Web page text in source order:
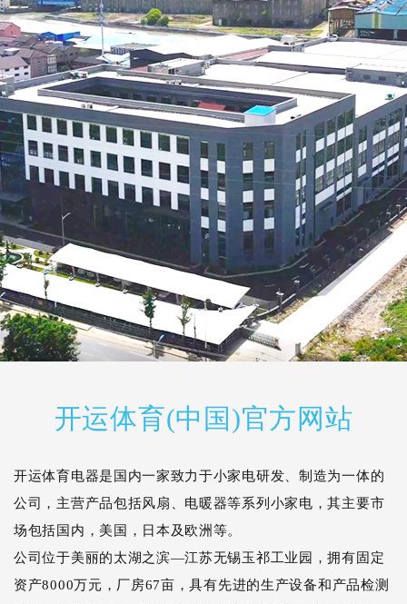
开运体育(中国)官方网站
开运体育电器是国内一家致力于小家电研发、制造为一体的
公司，主营产品包括风扇、电暖器等系列小家电，其主要市
场包括国内，美国，日本及欧洲等。
公司位于美丽的太湖之滨—江苏无锡玉祁工业园，拥有固定
资产8000万元，厂房67亩，具有先进的生产设备和产品检测